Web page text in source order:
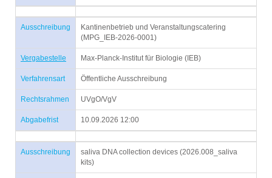
Ausschreibung
Kantinenbetrieb und Veranstaltungscatering
(MPG_IEB-2026-0001)
Vergabestelle Max-Planck-Institut für Biologie (IEB)
Verfahrensart Öffentliche Ausschreibung
Rechtsrahmen UVgO/VgV
Abgabefrist 10.09.2026 12:00
Ausschreibung
saliva DNA collection devices (2026.008_saliva
kits)